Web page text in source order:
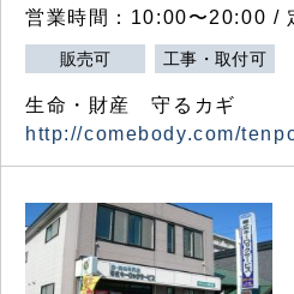
営業時間：10:00〜20:00 /
販売可 工事・取付可
生命・財産 守るカギ
http://comebody.com/